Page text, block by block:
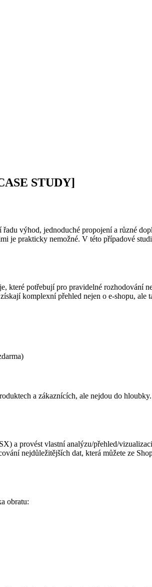
STUDY]
výhod, jednoduché propojení a různé
je prakticky nemožné. V této případové
které potřebují pro pravidelné rozhodování
komplexní přehled nejen o e-shopu,
a zákaznících, ale nejdou do
a provést vlastní analýzu/přehled/
nejdůležitějších dat, která můžete ze
obratu: